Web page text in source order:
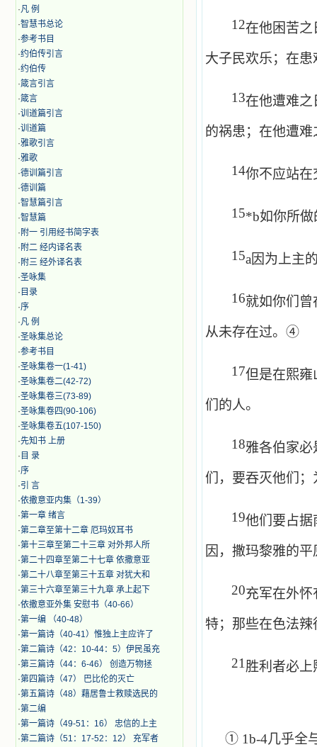
·凡 例
·智慧书总论
·参考书目
·约伯传引言
·约伯传
·箴言引言
·箴言
·训道篇引言
·训道篇
·雅歌引言
·雅歌
·德训篇引言
·德训篇
·智慧篇引言
·智慧篇
· 附一 引用经书简字表
· 附二 经内译名表
· 附三 经外译名表
·圣咏集
· 目录
·序
·凡 例
·圣咏集总论
·参考书目
·圣咏集卷一(1-41)
·圣咏集卷二(42-72)
·圣咏集卷三(73-89)
·圣咏集卷四(90-106)
·圣咏集卷五(107-150)
·先知书 上册
· 目 录
·序
·引 言
·​依撒意亚内集（1-39）
·第一章 绪言
·第二章至第十二章 厄玛奴耳书
·第十三章至第二十三章 对外邦人所
·第二十四章至第二十七章 依撒意亚
·第二十八章至第三十五章 对犹大和
·第三十六章至第三十九章 承上起下
·依撒意亚外集 安慰书（40-66）
·第一编 （40-48）
·第一篇诗（40-41）惟独上主应许了
·第二篇诗（42：10-44：5）伊民虽充
·第三篇诗（44：6-46） 创造万物拯
·第四篇诗（47） 巴比伦的灭亡
·第五篇诗（48）藉居鲁士救赎选民的
·第二编
·第一篇诗（49-51：16） 忠信的上主
·第二篇诗（51：17-52：12） 充军者
12在他困苦之
大子民欢乐；在
13在他遭难之
的祸患；在他遭
14你不应站在
15*b如你所
15a 因为上主
16就如你们
从未存在过。④
17但是在熙雍
们的人。
18雅各伯家必
们，要吞灭他们
19他们要占据
因，撒玛黎雅的
20充军在外
特；那些在色法
21 胜利者必
① 1b-4几乎全